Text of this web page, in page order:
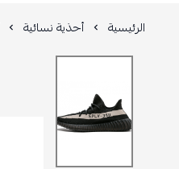
الرئيسية أحذية نسائية